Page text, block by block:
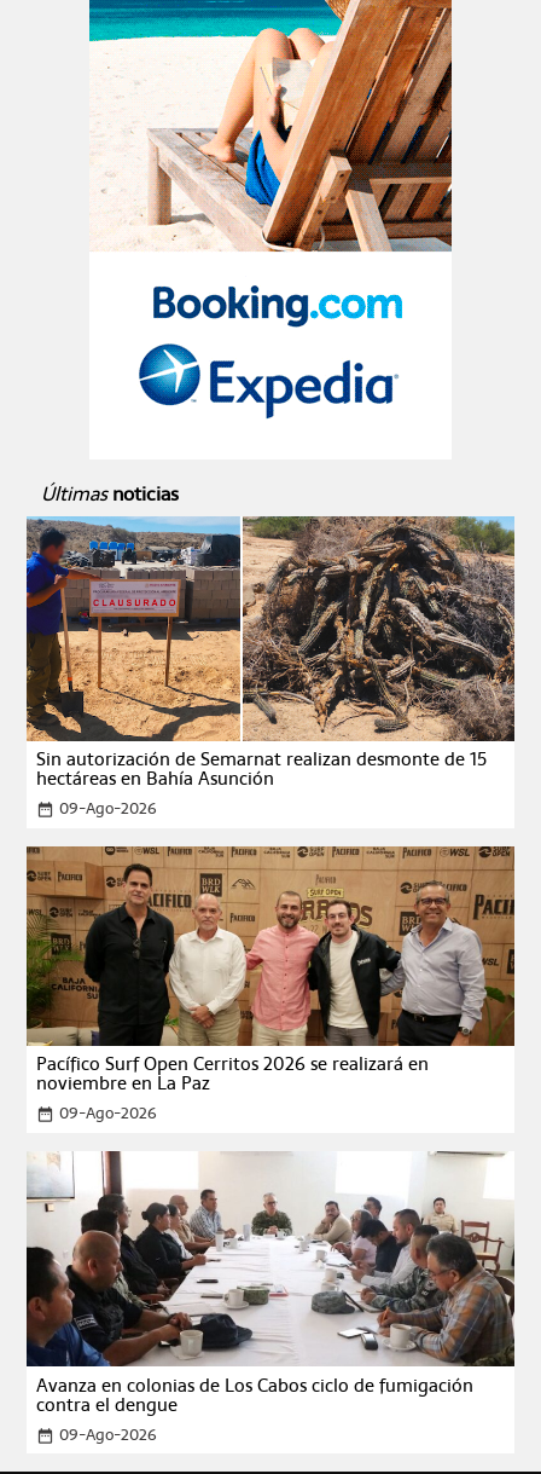
Últimas noticias
Sin autorización de Semarnat realizan desmonte de 15
hectáreas en Bahía Asunción
date_range 09-Ago-2026
Pacífico Surf Open Cerritos 2026 se realizará en
noviembre en La Paz
date_range 09-Ago-2026
Avanza en colonias de Los Cabos ciclo de fumigación
contra el dengue
date_range 09-Ago-2026